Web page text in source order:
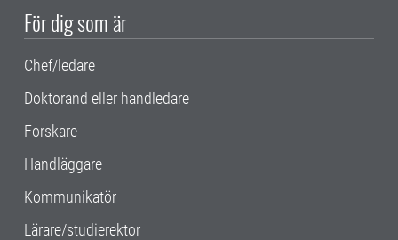
För dig som är
Chef/ledare
Doktorand eller handledare
Forskare
Handläggare
Kommunikatör
Lärare/studierektor